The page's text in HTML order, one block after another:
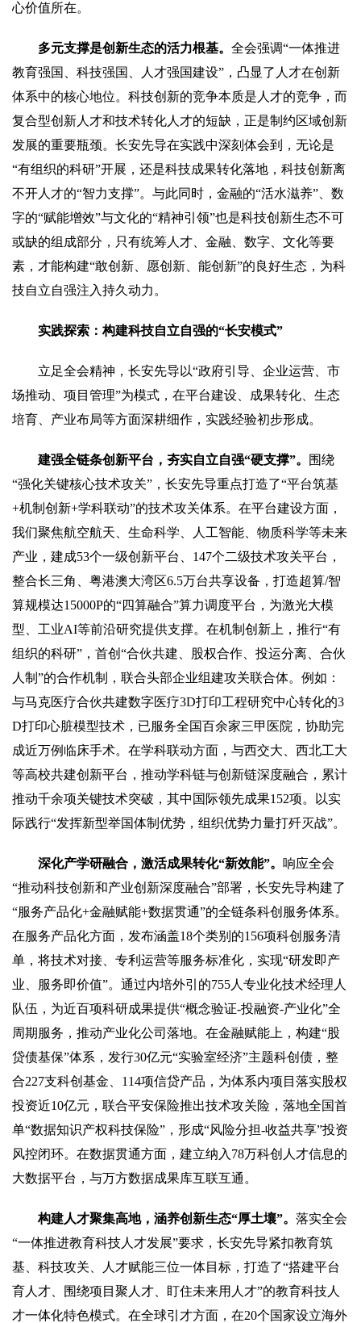
心价值所在。
多元支撑是创新生态的活力根基。 全会强调“一体推进
教育强国、科技强国、人才强国建设”，凸显了人才在创新
体系中的核心地位。科技创新的竞争本质是人才的竞争，而
复合型创新人才和技术转化人才的短缺，正是制约区域创新
发展的重要瓶颈。长安先导在实践中深刻体会到，无论是
“有组织的科研”开展，还是科技成果转化落地，科技创新离
不开人才的“智力支撑”。与此同时，金融的“活水滋养”、数
字的“赋能增效”与文化的“精神引领”也是科技创新生态不可
或缺的组成部分，只有统筹人才、金融、数字、文化等要
素，才能构建“敢创新、愿创新、能创新”的良好生态，为科
技自立自强注入持久动力。
实践探索：构建科技自立自强的“长安模式”
立足全会精神，长安先导以“政府引导、企业运营、市
场推动、项目管理”为模式，在平台建设、成果转化、生态
培育、产业布局等方面深耕细作，实践经验初步形成。
建强全链条创新平台，夯实自立自强“硬支撑”。
围绕
“强化关键核心技术攻关”，长安先导重点打造了“平台筑基
+机制创新+学科联动”的技术攻关体系。在平台建设方面，
我们聚焦航空航天、生命科学、人工智能、物质科学等未来
产业，建成53个一级创新平台、147个二级技术攻关平台，
整合长三角、粤港澳大湾区6.5万台共享设备，打造超算/智
算规模达15000P的“四算融合”算力调度平台，为激光大模
型、工业AI等前沿研究提供支撑。在机制创新上，推行“有
组织的科研”，首创“合伙共建、股权合作、投运分离、合伙
人制”的合作机制，联合头部企业组建攻关联合体。例如：
与马克医疗合伙共建数字医疗3D打印工程研究中心转化的3
D打印心脏模型技术，已服务全国百余家三甲医院，协助完
成近万例临床手术。在学科联动方面，与西交大、西北工大
等高校共建创新平台，推动学科链与创新链深度融合，累计
推动千余项关键技术突破，其中国际领先成果152项。以实
际践行“发挥新型举国体制优势，组织优势力量打歼灭战”。
深化产学研融合，激活成果转化“新效能”。 响应全会
“推动科技创新和产业创新深度融合”部署，长安先导构建了
“服务产品化+金融赋能+数据贯通”的全链条科创服务体系。
在服务产品化方面，发布涵盖18个类别的156项科创服务清
单，将技术对接、专利运营等服务标准化，实现“研发即产
业、服务即价值”。通过内培外引的755人专业化技术经理人
队伍，为近百项科研成果提供“概念验证-投融资-产业化”全
周期服务，推动产业化公司落地。在金融赋能上，构建“股
贷债基保”体系，发行30亿元“实验室经济”主题科创债，整
合227支科创基金、114项信贷产品，为体系内项目落实股权
投资近10亿元，联合平安保险推出技术攻关险，落地全国首
单“数据知识产权科技保险”，形成“风险分担-收益共享”投资
风控闭环。在数据贯通方面，建立纳入78万科创人才信息的
大数据平台，与万方数据成果库互联互通。
构建人才聚集高地，涵养创新生态“厚土壤”。 落实全会
“一体推进教育科技人才发展”要求，长安先导紧扣教育筑
基、科技攻关、人才赋能三位一体目标，打造了“搭建平台
育人才、围绕项目聚人才、盯住未来用人才”的教育科技人
才一体化特色模式。在全球引才方面，在20个国家设立海外